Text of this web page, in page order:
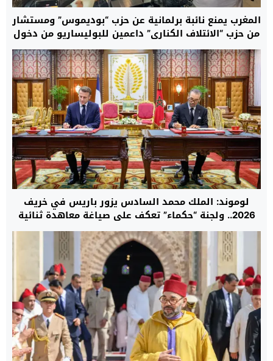
المغرب يمنع نائبة برلمانية عن حزب “بوديموس” ومستشار
من حزب “الائتلاف الكناري” داعمين للبوليساريو من دخول
العيون.. ومصدر: هؤلاء لا يحترمون القانون
لوموند: الملك محمد السادس يزور باريس في خريف
2026.. ولجنة “حكماء” تعكف على صياغة معاهدة ثنائية
جديدة بين المغرب وفرنسا